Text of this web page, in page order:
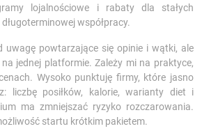
lojalnościowe i rabaty dla stałych
współpracy.
uwagę powtarzające się opinie i wątki, ale
jednej platformie. Zależy mi na praktyce,
Wysoko punktuję firmy, które jasno
liczbę posiłków, kalorie, warianty diet i
ma zmniejszać ryzyko rozczarowania.
startu krótkim pakietem.